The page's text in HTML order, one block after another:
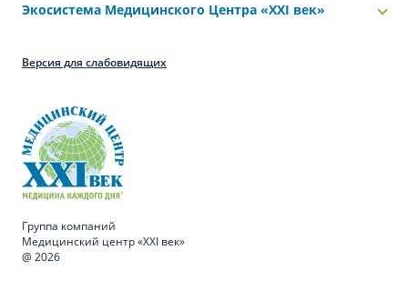
Экосистема Медицинского Центра «‎XXI век»
Версия для слабовидящих
Группа компаний
Медицинский центр «XXI век»
@ 2026